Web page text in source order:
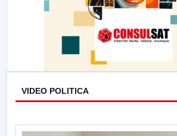
VIDEO POLITICA